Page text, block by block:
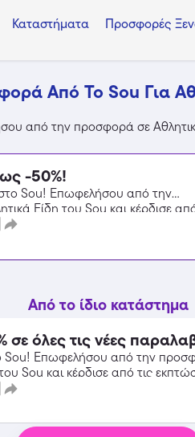
Καταστήματα Προσφορές
Από Το Sou Για
από την προσφορά σε
-50%!
Sou! Επωφελήσου από την
Είδη του Sou και κέρδισε
Από το ίδιο κατάστημα
όλες τις νέες
Sou! Επωφελήσου από την
Sou και κέρδισε από τις